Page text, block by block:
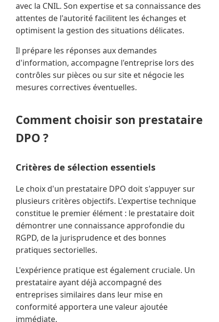
avec la CNIL. Son expertise et sa connaissance des
attentes de l'autorité facilitent les échanges et
optimisent la gestion des situations délicates.
Il prépare les réponses aux demandes
d'information, accompagne l'entreprise lors des
contrôles sur pièces ou sur site et négocie les
mesures correctives éventuelles.
Comment choisir son prestataire
DPO ?
Critères de sélection essentiels
Le choix d'un prestataire DPO doit s'appuyer sur
plusieurs critères objectifs. L'expertise technique
constitue le premier élément : le prestataire doit
démontrer une connaissance approfondie du
RGPD, de la jurisprudence et des bonnes
pratiques sectorielles.
L'expérience pratique est également cruciale. Un
prestataire ayant déjà accompagné des
entreprises similaires dans leur mise en
conformité apportera une valeur ajoutée
immédiate.